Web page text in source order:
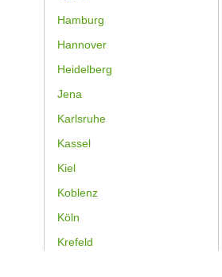
Hamburg
Hannover
Heidelberg
Jena
Karlsruhe
Kassel
Kiel
Koblenz
Köln
Krefeld